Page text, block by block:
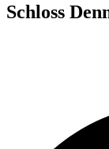
Schloss